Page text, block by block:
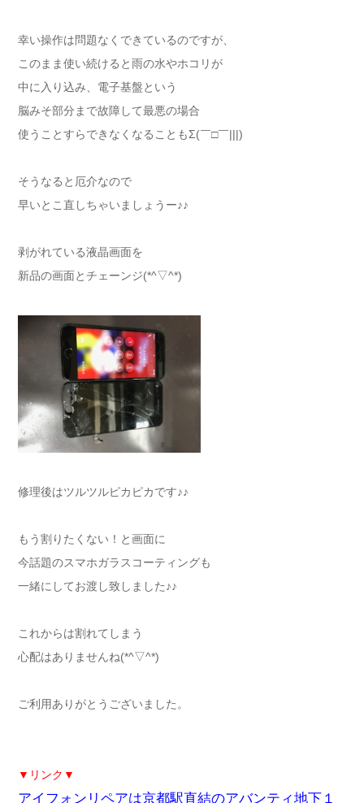
幸い操作は問題なくできているのですが、
このまま使い続けると雨の水やホコリが
中に入り込み、電子基盤という
脳みそ部分まで故障して最悪の場合
使うことすらできなくなることもΣ(￣□￣|||)
そうなると厄介なので
早いとこ直しちゃいましょうー♪♪
剥がれている液晶画面を
新品の画面とチェーンジ(*^▽^*)
修理後はツルツルピカピカです♪♪
もう割りたくない！と画面に
今話題のスマホガラスコーティングも
一緒にしてお渡し致しました♪♪
これからは割れてしまう
心配はありませんね(*^▽^*)
ご利用ありがとうございました。
▼リンク▼
アイフォンリペアは京都駅直結のアバンティ地下１